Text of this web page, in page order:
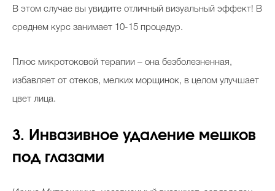
В этом случае вы увидите отличный визуальный эффект! В
среднем курс занимает 10-15 процедур.
Плюс микротоковой терапии – она безболезненная,
избавляет от отеков, мелких морщинок, в целом улучшает
цвет лица.
3. Инвазивное удаление мешков
под глазами